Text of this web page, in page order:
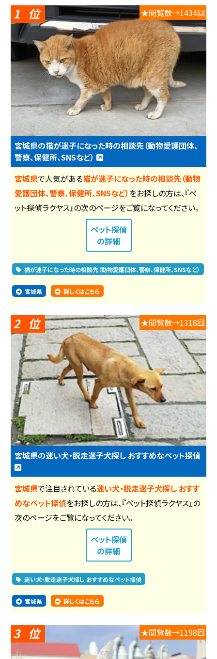
1 ★閲覧数→1434回
宮城県の猫が迷子になった時の相談先（動物愛護団体、
警察、保健所、SNSなど）
宮城県で人気がある猫が迷子になった時の相談先（動物
愛護団体、警察、保健所、SNSなど） をお探しの方は、『ペ
ット探偵ラクヤス』の次のページをご覧になってください。
ペット探偵
の詳細
猫が迷子になった時の相談先（動物愛護団体、警察、保健所、SNSなど）
宮城県 詳しくはこちら
2 ★閲覧数→1318回
宮城県の迷い犬・脱走迷子犬探し おすすめなペット探偵
宮城県で注目されている迷い犬・脱走迷子犬探し おすす
めなペット探偵をお探しの方は、『ペット探偵ラクヤス』の
次のページをご覧になってください。
ペット探偵
の詳細
迷い犬・脱走迷子犬探し おすすめなペット探偵
宮城県 詳しくはこちら
3 ★閲覧数→1198回